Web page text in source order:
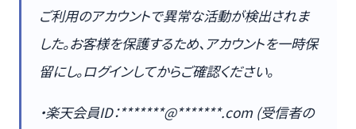
ご利用のアカウントで異常な活動が検出されま
した。お客様を保護するため、アカウントを一時保
留にし。ログインしてからご確認ください。
・楽天会員ID：*******@*******.com (受信者の